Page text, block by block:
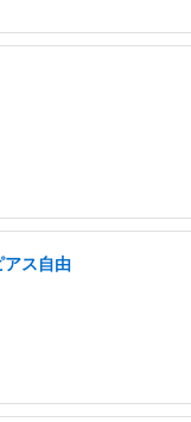
アス自由